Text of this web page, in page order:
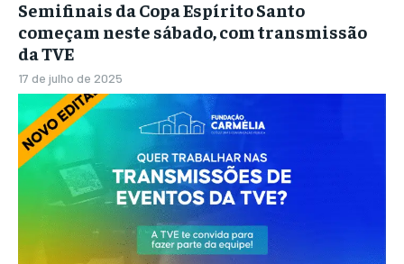
Semifinais da Copa Espírito Santo
começam neste sábado, com transmissão
da TVE
17 de julho de 2025